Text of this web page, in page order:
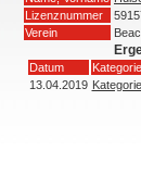
Lizenznummer
Verein
Datum Kategorie
13.04.2019